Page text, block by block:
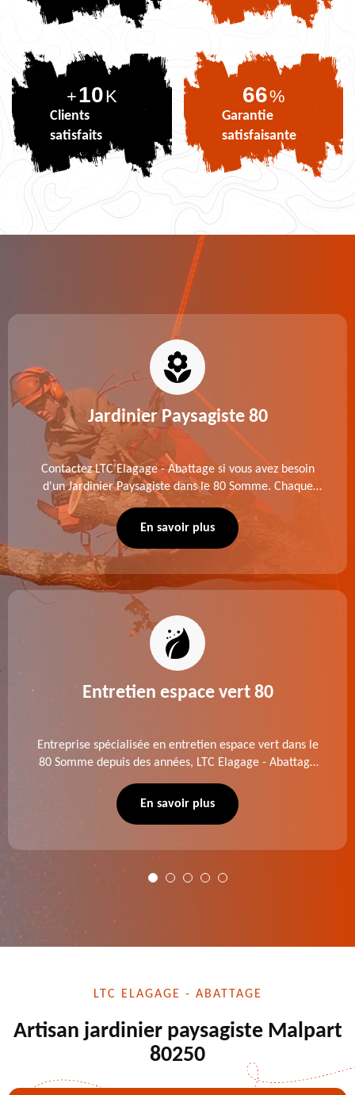
+10K
Clients
satisfaits
83%
Garantie
satisfaisante
Jardinier Paysagiste 80
Contactez LTC Elagage - Abattage si vous avez besoin
d'un Jardinier Paysagiste dans le 80 Somme. Chaque
intervention est exécutée selon les normes en vigueur.
Découvrez un extérieur exceptionnel grâce à notre
En savoir plus
Entretien espace vert 80
Entreprise spécialisée en entretien espace vert dans le
80 Somme depuis des années, LTC Elagage - Abattage
de dessouchage et autre. Devis offert.
En savoir plus
LTC ELAGAGE - ABATTAGE
Artisan jardinier paysagiste Malpart
80250